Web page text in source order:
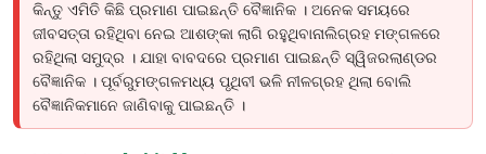
କିନ୍ତୁ ଏମିତି କିଛି ପ୍ରମାଣ ପାଇଛନ୍ତି ବୈଜ୍ଞାନିକ । ଅନେକ ସମୟରେ
ଜୀବସତ୍ତା ରହିଥିବା ନେଇ ଆଶଙ୍କା ଲାଗି ରହୁଥିବାନାଲିଗ୍ରହ ମଙ୍ଗଳରେ
ରହିଥିଲା ସମୁଦ୍ର । ଯାହା ବାବଦରେ ପ୍ରମାଣ ପାଇଛନ୍ତି ସ୍ୱିଜରଲାଣ୍ଡର
ବୈଜ୍ଞାନିକ । ପୂର୍ବରୁମଙ୍ଗଳମଧ୍ୟ ପୃଥିବୀ ଭଳି ନୀଳଗ୍ରହ ଥିଲା ବୋଲି
ବୈଜ୍ଞାନିକମାନେ ଜାଣିବାକୁ ପାଇଛନ୍ତି ।